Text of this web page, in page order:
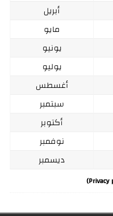
أبريل
مايو
يونيو
يوليو
أغسطس
سبتمبر
أكتوبر
نوفمبر
ديسمبر